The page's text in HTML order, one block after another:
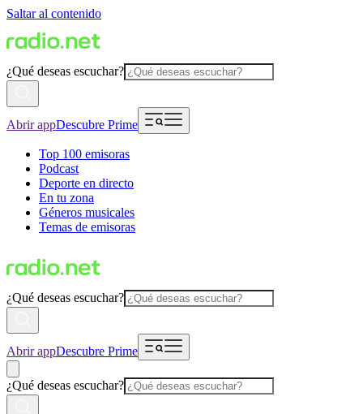
Saltar al contenido
¿Qué deseas escuchar?
Abrir appDescubre Prime
Top 100 emisoras
Podcast
Deporte en directo
En tu zona
Géneros musicales
Temas de emisoras
¿Qué deseas escuchar?
Abrir appDescubre Prime
¿Qué deseas escuchar?